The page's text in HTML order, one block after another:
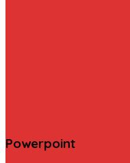
Powerpoint